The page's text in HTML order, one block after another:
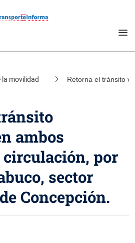
menu
la movilidad Retorna el tránsito
ambos
circulación, por
sector
Concepción.